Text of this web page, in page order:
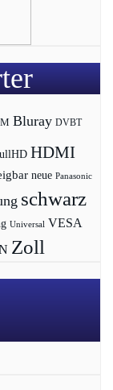
Bluray DVBT
HDMI
neue Panasonic
schwarz
Universal VESA
Zoll